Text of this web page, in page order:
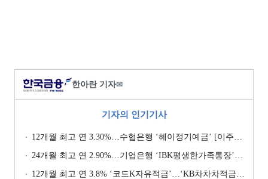
한아란 기자✉
기자의 인기기사
12개월 최고 연 3.30%…수협은행 ‘헤이정기예금’ [이주의 은행 예금금리-1월 2주]
24개월 최고 연 2.90%…기업은행 ‘IBK평생한가족통장’ [이주의 은행 예금금리-1월 2주]
12개월 최고 연 3.8% ‘코드K자유적금’…‘KB차차차적금’ 8% 이자 [이주의 은행 적금금리-1월 2주]